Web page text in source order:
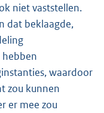
niet vaststellen.
dat beklaagde,
hebben
waardoor
zou kunnen
er mee zou